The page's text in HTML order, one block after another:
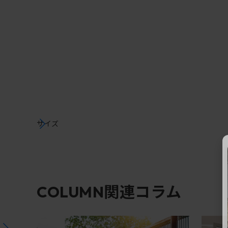
サイズ
COLUMN関連コラム